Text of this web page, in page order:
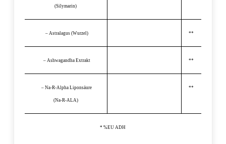
(Silymarin)
– Astralagus (Wurzel) **
– Ashwagandha Extrakt **
– Na-R-Alpha Liponsäure
(Na-R-ALA)
**
* %EU ADH